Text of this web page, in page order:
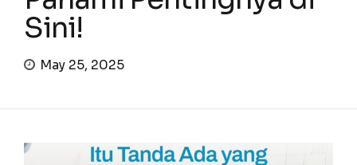
Sini!
May 25, 2025